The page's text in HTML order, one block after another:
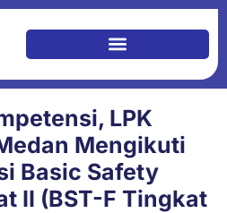
LPK
Mengikuti
Basic Safety
II (BST-F Tingkat